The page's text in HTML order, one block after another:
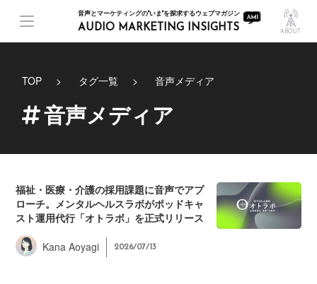
音声とマーケティングの"いま"を探求するウェブマガジン
AUDIO MARKETING INSIGHTS ABOUT
TOP タグ一覧 音声メディア
音声メディア
福祉・医療・介護の採用課題に音声でアプ
ローチ。メンタルヘルスラボがポッドキャ
スト運用代行「オトラボ」を正式リリース
Kana Aoyagi 2026/07/13